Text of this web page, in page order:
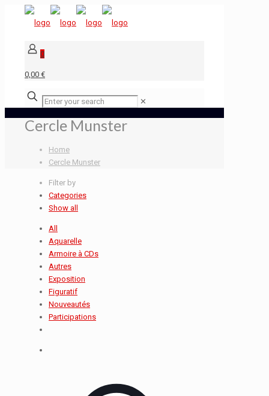
0
0,00 €
✕
Cercle Munster
Home
Cercle Munster
Filter by
Categories
Show all
All
Aquarelle
Armoire à CDs
Autres
Exposition
Figuratif
Nouveautés
Participations